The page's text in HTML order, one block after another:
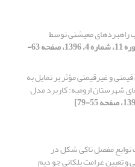
راهبردهای معیشتی توسط
[دوره 11، شماره 4، 1396، صفحه 63-
و غیرقیمتی مؤثر بر تمایل به
شهرستان ارومیه: کاربرد مدل
توابع مفصل تاکی شکل در
تعیین غرامت پلکانی جو دیم